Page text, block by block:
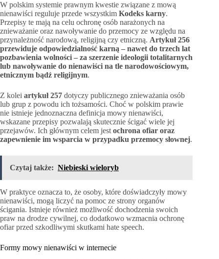
W polskim systemie prawnym kwestie związane z mową
nienawiści reguluje przede wszystkim Kodeks karny.
Przepisy te mają na celu ochronę osób narażonych na
znieważanie oraz nawoływanie do przemocy ze względu na
przynależność narodową, religijną czy etniczną. Artykuł 256
przewiduje odpowiedzialność karną – nawet do trzech lat
pozbawienia wolności – za szerzenie ideologii totalitarnych
lub nawoływanie do nienawiści na tle narodowościowym,
etnicznym bądź religijnym.
Z kolei artykuł 257 dotyczy publicznego znieważania osób
lub grup z powodu ich tożsamości. Choć w polskim prawie
nie istnieje jednoznaczna definicja mowy nienawiści,
wskazane przepisy pozwalają skutecznie ścigać wiele jej
przejawów. Ich głównym celem jestochrona ofiar oraz
zapewnienie im wsparcia w przypadku przemocy słownej.
Czytaj także: Niebieski wieloryb
W praktyce oznacza to, że osoby, które doświadczyły mowy
nienawiści, mogą liczyć na pomoc ze strony organów
ścigania. Istnieje również możliwość dochodzenia swoich
praw na drodze cywilnej, co dodatkowo wzmacnia ochronę
ofiar przed szkodliwymi skutkami hate speech.
Formy mowy nienawiści w internecie